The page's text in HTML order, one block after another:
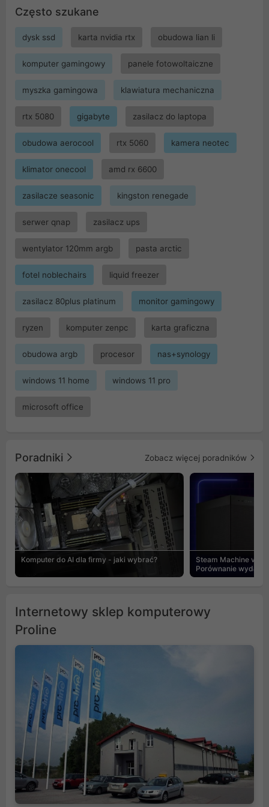
Często szukane
dysk ssd karta nvidia rtx obudowa lian li
komputer gamingowy panele fotowoltaiczne
myszka gamingowa klawiatura mechaniczna
rtx 5080 gigabyte zasilacz do laptopa
obudowa aerocool rtx 5060 kamera neotec
klimator onecool amd rx 6600
zasilacze seasonic kingston renegade
serwer qnap zasilacz ups
wentylator 120mm argb pasta arctic
fotel noblechairs liquid freezer
zasilacz 80plus platinum monitor gamingowy
ryzen komputer zenpc karta graficzna
obudowa argb procesor nas+synology
windows 11 home windows 11 pro
microsoft office
Poradniki Zobacz więcej poradników
Komputer do AI dla firmy - jaki wybrać?
Steam Machine vs
Porównanie
Internetowy sklep komputerowy
Proline